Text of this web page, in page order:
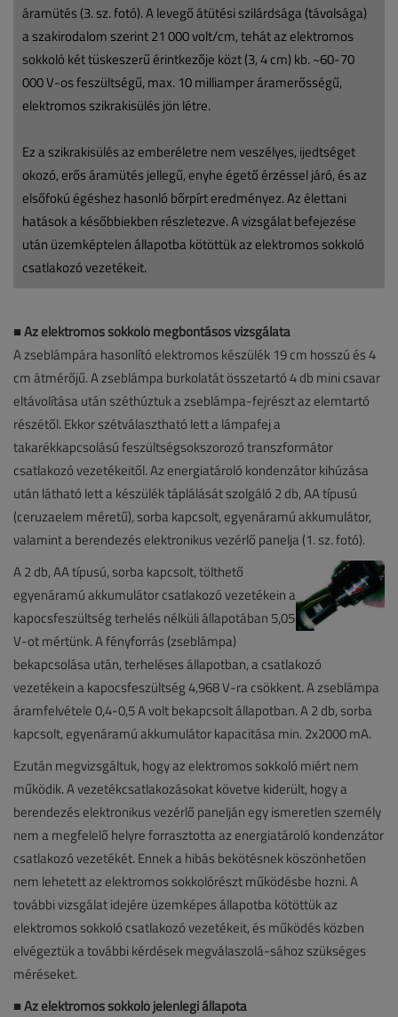
áramütés (3. sz. fotó). A levegő átütési szilárdsága (távolsága)
a szakirodalom szerint 21 000 volt/cm, tehát az elektromos
sokkoló két tüskeszerű érintkezője közt (3, 4 cm) kb. ~60-70
000 V-os feszültségű, max. 10 milliamper áramerősségű,
elektromos szikrakisülés jön létre.
Ez a szikrakisülés az emberéletre nem veszélyes, ijedtséget
okozó, erős áramütés jellegű, enyhe égető érzéssel járó, és az
elsőfokú égéshez hasonló bőrpírt eredményez. Az élettani
hatások a későbbiekben részletezve. A vizsgálat befejezése
után üzemképtelen állapotba kötöttük az elektromos sokkoló
csatlakozó vezetékeit.
■Az elektromos sokkoló megbontásos vizsgálata
A zseblámpára hasonlító elektromos készülék 19 cm hosszú és 4
cm átmérőjű. A zseblámpa burkolatát összetartó 4 db mini csavar
eltávolítása után széthúztuk a zseblámpa-fejrészt az elemtartó
részétől. Ekkor szétválasztható lett a lámpafej a
takarékkapcsolású feszültségsokszorozó transzformátor
csatlakozó vezetékeitől. Az energiatároló kondenzátor kihúzása
után látható lett a készülék táplálását szolgáló 2 db, AA típusú
(ceruzaelem méretű), sorba kapcsolt, egyenáramú akkumulátor,
valamint a berendezés elektronikus vezérlő panelja (1. sz. fotó).
A 2 db, AA típusú, sorba kapcsolt, tölthető
egyenáramú akkumulátor csatlakozó vezetékein a
kapocsfeszültség terhelés nélküli állapotában 5,05
V-ot mértünk. A fényforrás (zseblámpa)
bekapcsolása után, terheléses állapotban, a csatlakozó
vezetékein a kapocsfeszültség 4,968 V-ra csökkent. A zseblámpa
áramfelvétele 0,4-0,5 A volt bekapcsolt állapotban. A 2 db, sorba
kapcsolt, egyenáramú akkumulátor kapacitása min. 2x2000 mA.
Ezután megvizsgáltuk, hogy az elektromos sokkoló miért nem
működik. A vezetékcsatlakozásokat követve kiderült, hogy a
berendezés elektronikus vezérlő panelján egy ismeretlen személy
nem a megfelelő helyre forrasztotta az energiatároló kondenzátor
csatlakozó vezetékét. Ennek a hibás bekötésnek köszönhetően
nem lehetett az elektromos sokkolórészt működésbe hozni. A
további vizsgálat idejére üzemképes állapotba kötöttük az
elektromos sokkoló csatlakozó vezetékeit, és működés közben
elvégeztük a további kérdések megválaszolá-sához szükséges
méréseket.
■Az elektromos sokkoló jelenlegi állapota